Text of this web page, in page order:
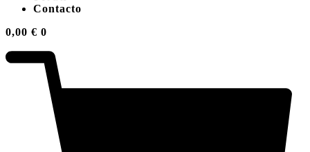
Contacto
0,00 € 0